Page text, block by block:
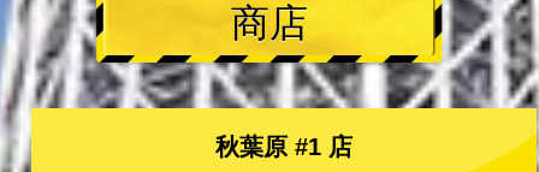
商店
秋葉原 #1 店